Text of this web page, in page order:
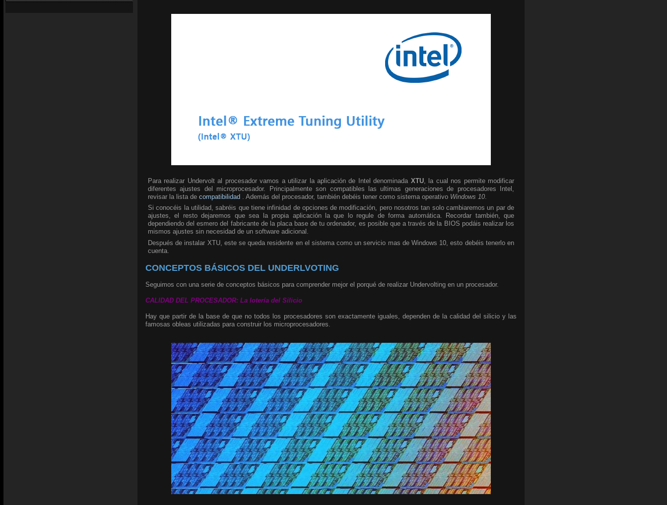
Para realizar Undervolt al procesador vamos a utilizar la aplicación de Intel denominada XTU, la cual nos permite modificar
diferentes ajustes del microprocesador. Principalmente son compatibles las ultimas generaciones de procesadores Intel,
revisar la lista de compatibilidad . Además del procesador, también debéis tener como sistema operativo Windows 10
Si conocéis la utilidad, sabréis que tiene infinidad de opciones de modificación, pero nosotros tan solo cambiaremos un par de
ajustes, el resto dejaremos que sea la propia aplicación la que lo regule de forma automática. Recordar también, que
dependiendo del esmero del fabricante de la placa base de tu ordenador, es posible que a través de la BIOS podáis realizar los
mismos ajustes sin necesidad de un software adicional.
Después de instalar XTU, este se queda residente en el sistema como un servicio mas de Windows 10, esto debéis tenerlo en
cuenta.
CONCEPTOS BÁSICOS DEL UNDERLVOTING
Seguimos con una serie de conceptos básicos para comprender mejor el porqué de realizar Undervolting en un procesador.
CALIDAD DEL PROCESADOR: La lotería del Silicio
Hay que partir de la base de que no todos los procesadores son exactamente iguales, dependen de la calidad del silicio y las
famosas obleas utilizadas para construir los microprocesadores.